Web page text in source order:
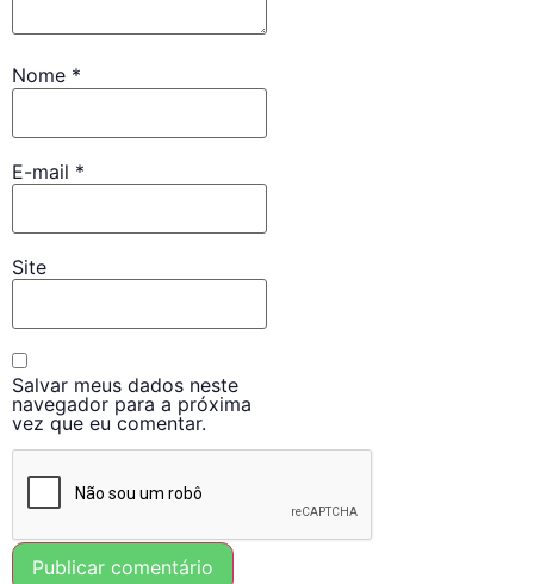
Nome *
E-mail *
Site
Salvar meus dados neste
navegador para a próxima
vez que eu comentar.